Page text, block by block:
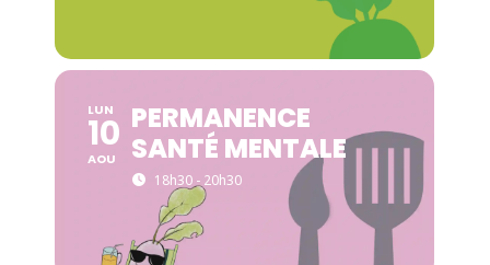
LUN
10
AOU
PERMANENCE
SANTÉ MENTALE
18h30 - 20h30